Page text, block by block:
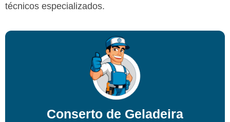
técnicos especializados.
Conserto de Geladeira